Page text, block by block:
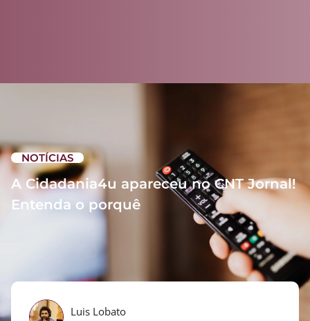
NOTÍCIAS
A Cidadania4u apareceu no CNT Jornal!
Entenda o porquê
Luis Lobato